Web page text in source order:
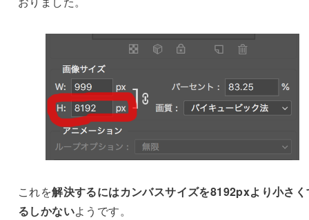
これを解決するにはカンバスサイズを8192pxより小さく
るしかないようです。